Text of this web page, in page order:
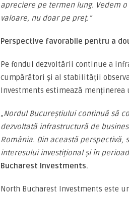
apreciere pe termen lung. Vedem
valoare, nu doar pe preț.”
Perspective favorabile pentru a
Pe fondul dezvoltării continue a
cumpărători și al stabilității
Investments estimează
„Nordul Bucureștiului continuă să
dezvoltată infrastructură de
România. Din această
interesului investițional și în
Bucharest Investments.
North Bucharest Investments este